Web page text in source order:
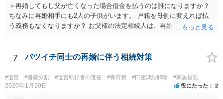
＞再婚してもし父が亡くなった場合借金を払うのは誰になりますか？
ちなみに再婚相手にも2人の子供がいます。 戸籍を母側に変えれば払
う義務もなくなりますか？ お父様の法定相続人は、再婚相手とご相談
戸籍がどこにあるのかは関係ありません。 ただし、お父様が亡くなっ
たことを知ってから３か月以内に家庭裁判所にて「相続放棄」の手続
7 バツイチ同士の再婚に伴う相続対策
#遺言 #遺産分割 #遺言執行者の選任 #養育費 #口座凍結解除 #家族信託
2020年1月20日 役にたった 2